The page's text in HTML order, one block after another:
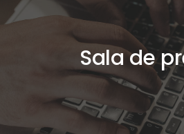
Sala de